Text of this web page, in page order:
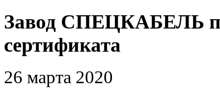
Завод СПЕЦКАБЕЛЬ
сертификата
26 марта 2020